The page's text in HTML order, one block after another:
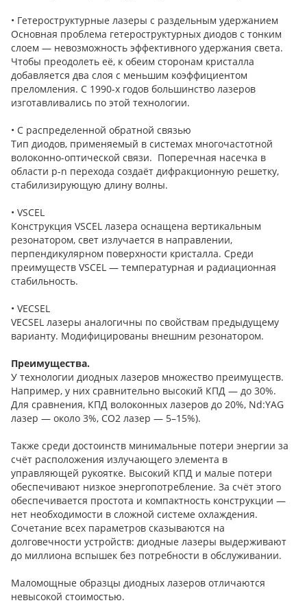
• Гетероструктурные лазеры с раздельным удержанием
Основная проблема гетероструктурных диодов с тонким
слоем — невозможность эффективного удержания света.
Чтобы преодолеть её, к обеим сторонам кристалла
добавляется два слоя с меньшим коэффициентом
преломления. С 1990-х годов большинство лазеров
изготавливались по этой технологии.
• С распределенной обратной связью
Тип диодов, применяемый в системах многочастотной
волоконно-оптической связи. Поперечная насечка в
области p-n перехода создаёт дифракционную решетку,
стабилизирующую длину волны.
• VSCEL
Конструкция VSCEL лазера оснащена вертикальным
резонатором, свет излучается в направлении,
перпендикулярном поверхности кристалла. Среди
преимуществ VSCEL — температурная и радиационная
стабильность.
• VECSEL
VECSEL лазеры аналогичны по свойствам предыдущему
варианту. Модифицированы внешним резонатором.
Преимущества.
У технологии диодных лазеров множество преимуществ.
Например, у них сравнительно высокий КПД — до 30%.
Для сравнения, КПД волоконных лазеров до 20%, Nd:YAG
лазер — около 3%, СО2 лазер — 5–15%).
Также среди достоинств минимальные потери энергии за
счёт расположения излучающего элемента в
управляющей рукоятке. Высокий КПД и малые потери
обеспечивают низкое энергопотребление. За счёт этого
обеспечивается простота и компактность конструкции —
нет необходимости в сложной системе охлаждения.
Сочетание всех параметров сказываются на
долговечности устройств: диодные лазеры выдерживают
до миллиона вспышек без потребности в обслуживании.
Маломощные образцы диодных лазеров отличаются
невысокой стоимостью.